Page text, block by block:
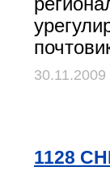
30.11.2009
1128